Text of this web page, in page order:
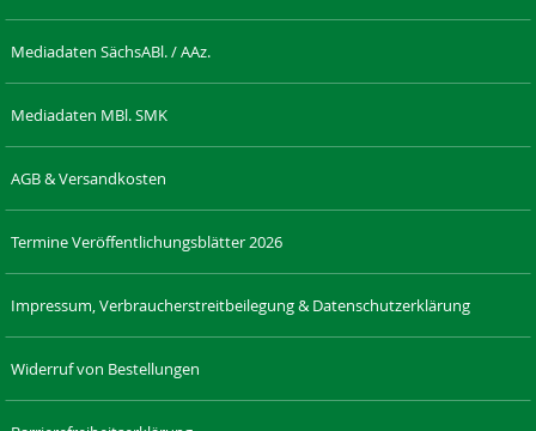
Mediadaten SächsABl. / AAz.
Mediadaten MBl. SMK
AGB & Versandkosten
Termine Veröffentlichungsblätter 2026
Impressum, Verbraucherstreitbeilegung & Datenschutzerklärung
Widerruf von Bestellungen